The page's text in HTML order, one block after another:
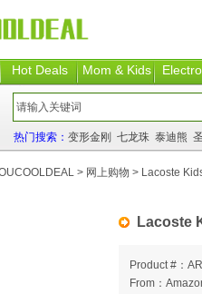
Hot Deals Mom & Kids
热门搜索： 变形金刚 七龙珠 泰迪熊
Lacoste
Product #：
From：
> 网上购物 > Lacoste